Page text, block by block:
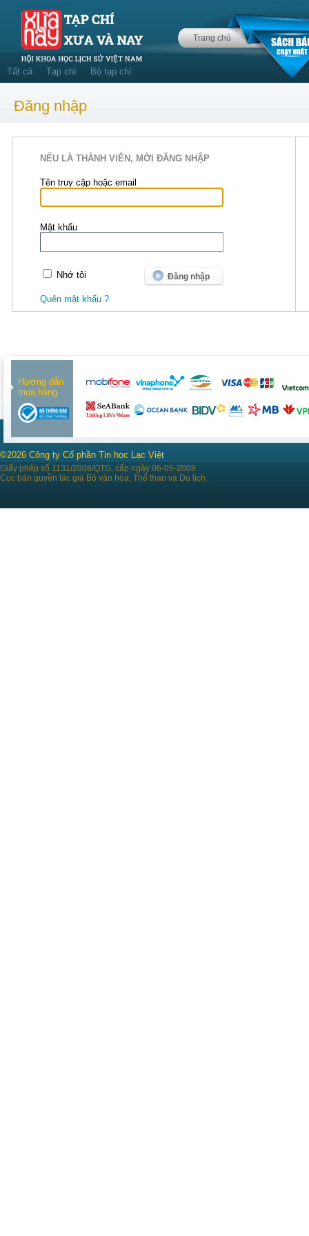
Trang chủ
Tất cả Tạp chí Bộ tạp chí
Đăng nhập
NẾU LÀ THÀNH VIÊN, MỜI ĐĂNG NHẬP
Tên truy cập hoặc email
Mật khẩu
Nhớ tôi
Quên mật khẩu ?
Hướng dẫn
mua hàng
©2026 Công ty Cổ phần Tin học Lạc Việt
Giấy phép số 1131/2008/QTG, cấp ngày 06-05-2008
Cục bản quyền tác giả Bộ văn hóa, Thể thao và Du lịch